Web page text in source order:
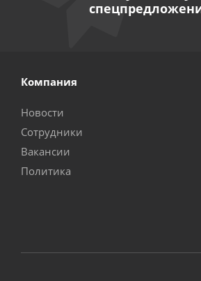
Компания
Новости
Сотрудники
Вакансии
Политика